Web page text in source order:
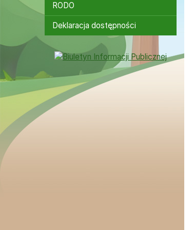
RODO
Deklaracja dostępności
Bannery boczne